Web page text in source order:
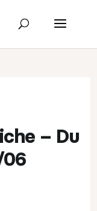
– Du
06